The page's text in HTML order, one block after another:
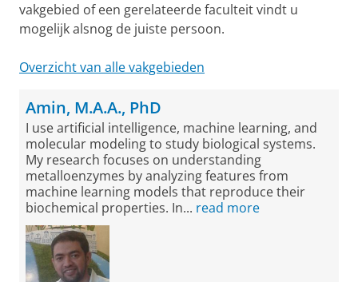
vakgebied of een gerelateerde faculteit vindt u
mogelijk alsnog de juiste persoon.
Overzicht van alle vakgebieden
Amin, M.A.A., PhD
I use artificial intelligence, machine learning, and
molecular modeling to study biological systems.
My research focuses on understanding
metalloenzymes by analyzing features from
machine learning models that reproduce their
biochemical properties. In... read more